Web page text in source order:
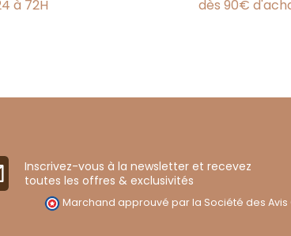
à 72H
dès 90€
Inscrivez-vous à la newsletter et recevez
toutes les offres & exclusivités
Marchand approuvé par la Société des Avis